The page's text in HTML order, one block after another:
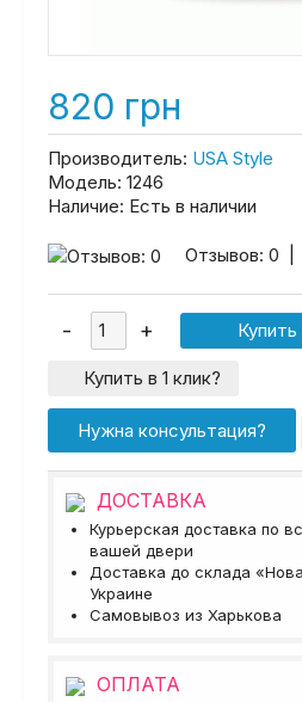
820 грн
Производитель: USA Style
Модель: 1246
Наличие: Есть в наличии
Отзывов: 0
Купить в 1 клик?
Нужна консультация?
ДОСТАВКА
Курьерская доставка по
вашей двери
Доставка до склада
Украине
Самовывоз из Харькова
ОПЛАТА